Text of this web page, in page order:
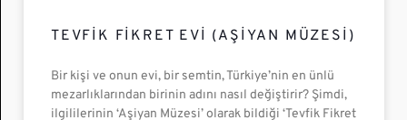
TEVFIK FIKRET EVI (AŞIYAN MÜZESI)
Bir kişi ve onun evi, bir semtin, Türkiye’nin en ünlü
mezarlıklarından birinin adını nasıl değiştirir? Şimdi,
ilgililerinin ‘Aşiyan Müzesi’ olarak bildiği ‘Tevfik Fikret